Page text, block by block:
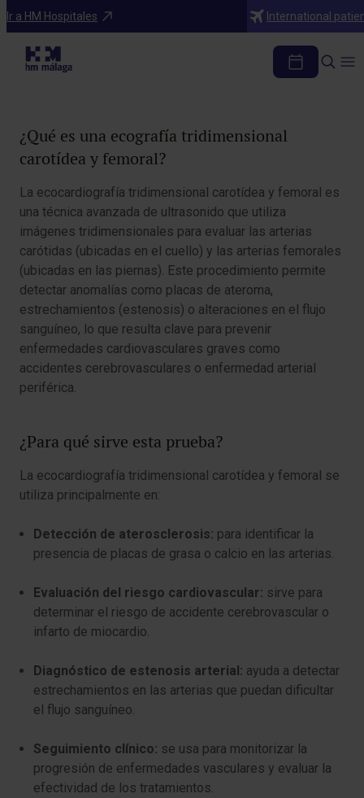
Ir a HM Hospitales International
Diagnosticos
Eco vascular 3D carotídeo y femoral
¿Qué es una ecografía tridimensional
carotídea y femoral?
La ecocardiografía tridimensional carotídea y femoral es
una técnica avanzada de ultrasonido que utiliza
imágenes tridimensionales para evaluar las arterias
carótidas (ubicadas en el cuello) y las arterias femorales
(ubicadas en las piernas). Este procedimiento permite
detectar anomalías como placas de ateroma,
estrechamientos (estenosis) o alteraciones en el flujo
sanguíneo, lo que resulta clave para prevenir
enfermedades cardiovasculares graves como
accidentes cerebrovasculares o enfermedad arterial
periférica.
¿Para qué sirve esta prueba?
La ecocardiografía tridimensional carotídea y femoral se
utiliza principalmente en:
Detección de aterosclerosis: para identificar la
presencia de placas de grasa o calcio en las arterias.
Evaluación del riesgo cardiovascular: sirve para
determinar el riesgo de accidente cerebrovascular o
infarto de miocardio.
Diagnóstico de estenosis arterial: ayuda a detectar
estrechamientos en las arterias que puedan dificultar
el flujo sanguíneo.
Seguimiento clínico: se usa para monitorizar la
progresión de enfermedades vasculares y evaluar la
efectividad de los tratamientos.